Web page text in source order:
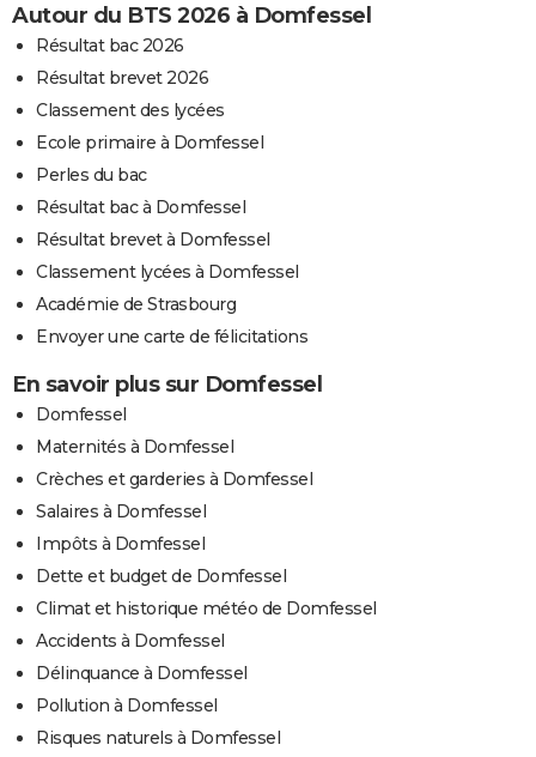
Autour du BTS 2026 à Domfessel
Résultat bac 2026
Résultat brevet 2026
Classement des lycées
Ecole primaire à Domfessel
Perles du bac
Résultat bac à Domfessel
Résultat brevet à Domfessel
Classement lycées à Domfessel
Académie de Strasbourg
Envoyer une carte de félicitations
En savoir plus sur Domfessel
Domfessel
Maternités à Domfessel
Crèches et garderies à Domfessel
Salaires à Domfessel
Impôts à Domfessel
Dette et budget de Domfessel
Climat et historique météo de Domfessel
Accidents à Domfessel
Délinquance à Domfessel
Pollution à Domfessel
Risques naturels à Domfessel